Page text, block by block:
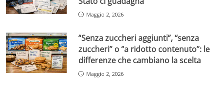
Maggio 2, 2026
“Senza zuccheri aggiunti”, “senza
zuccheri” o “a ridotto contenuto”: le
differenze che cambiano la scelta
Maggio 2, 2026